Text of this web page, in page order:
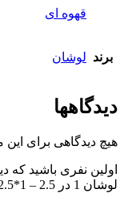
قهوه ای
برند لوشان
دیدگاهها
هیچ دیدگاهی برای
لوشان 1 در 2.5 – 1*2.5 – 1در2.5”